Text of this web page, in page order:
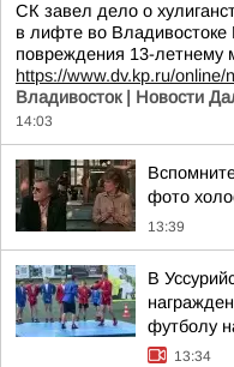
СК завел дело о
в лифте во
повреждения 13-летнему
https://www.dv.kp.ru/
Владивосток | Новости
14:03
фото
13:39
В
футболу
13:34